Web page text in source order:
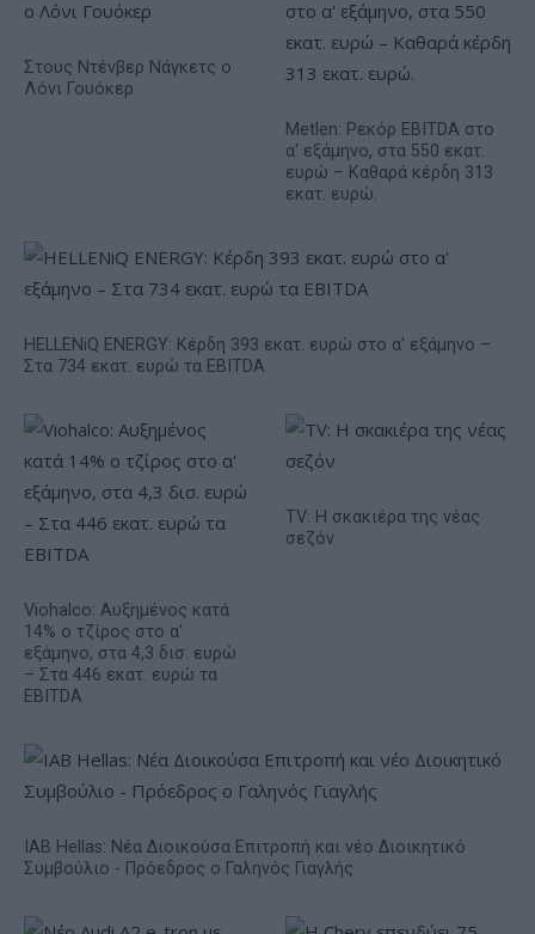
Στους Ντένβερ Νάγκετς ο
Λόνι Γουόκερ
Metlen: Ρεκόρ EBITDA στο
α' εξάμηνο, στα 550 εκατ.
ευρώ – Καθαρά κέρδη 313
εκατ. ευρώ.
HELLENiQ ENERGY: Κέρδη 393 εκατ. ευρώ στο α' εξάμηνο –
Στα 734 εκατ. ευρώ τα EBITDA
Viohalco: Αυξημένος κατά
14% ο τζίρος στο α'
εξάμηνο, στα 4,3 δισ. ευρώ
– Στα 446 εκατ. ευρώ τα
EBITDA
TV: Η σκακιέρα της νέας
σεζόν
IAB Hellas: Νέα Διοικούσα Επιτροπή και νέο Διοικητικό
Συμβούλιο - Πρόεδρος ο Γαληνός Γιαγλής